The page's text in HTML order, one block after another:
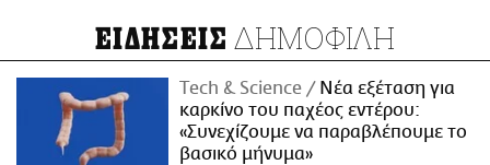
ΕΙΔΗΣΕΙΣ ΔΗΜΟΦΙΛΗ
Τech & Science
Νέα εξέταση για
καρκίνο του παχέος εντέρου:
«Συνεχίζουμε να παραβλέπουμε το
βασικό μήνυμα»